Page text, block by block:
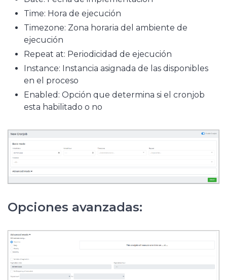
Time: Hora de ejecución
Timezone: Zona horaria del ambiente de
ejecución
Repeat at: Periodicidad de ejecución
Instance: Instancia asignada de las disponibles
en el proceso
Enabled: Opción que determina si el cronjob
esta habilitado o no
Opciones avanzadas: